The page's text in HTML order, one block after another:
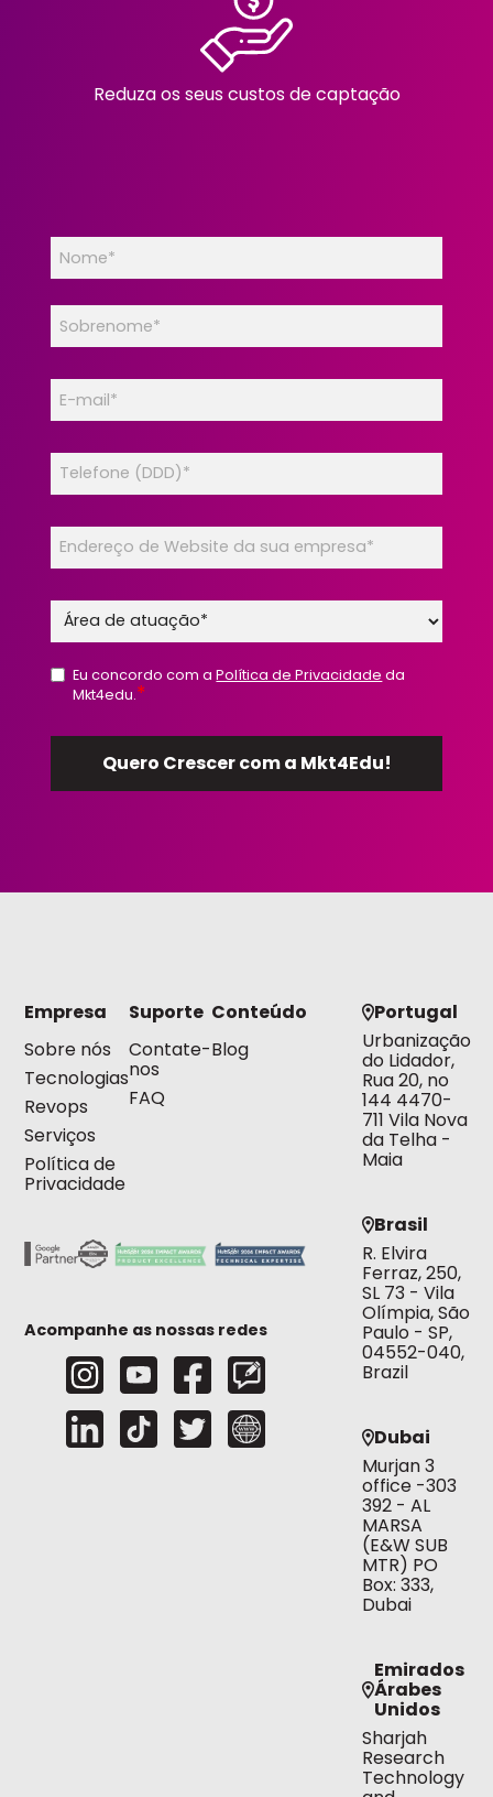
Reduza os seus custos de captação
Eu concordo com aPolítica de Privacidade da
Mkt4edu.*
Empresa
Sobre nós
Tecnologias
Revops
Serviços
Política de
Privacidade
Suporte
Contate-
nos
FAQ
Conteúdo
Blog
Acompanhe as nossas redes
Portugal
Urbanização
do Lidador,
Rua 20, no
144 4470-
711 Vila Nova
da Telha -
Maia
Brasil
R. Elvira
Ferraz, 250,
SL 73 - Vila
Olímpia, São
Paulo - SP,
04552-040,
Brazil
Dubai
Murjan 3
office -303
392 - AL
MARSA
(E&W SUB
MTR) PO
Box: 333,
Dubai
Emirados
Árabes
Unidos
Sharjah
Research
Technology